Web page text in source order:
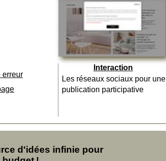
erreur
Interaction
Les réseaux sociaux pour une
publication participative
d'idées infinie pour